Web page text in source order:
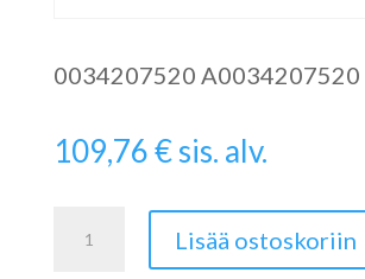
0034207520 A0034207520
109,76€sis. alv.
Lisää ostoskoriin